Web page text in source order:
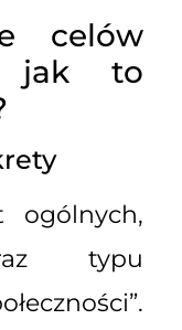
celów
jak to
ogólnych,
typu